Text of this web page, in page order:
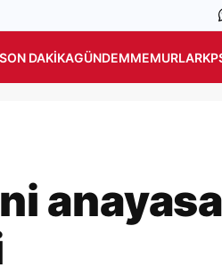
SON DAKIKAGÜNDEMMEMURLAR